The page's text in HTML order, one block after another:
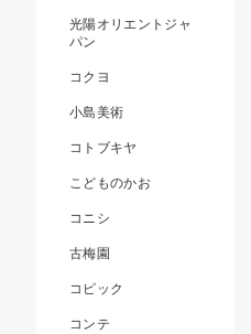
光陽オリエントジャ
パン
コクヨ
小島美術
コトブキヤ
こどものかお
コニシ
古梅園
コピック
コンテ